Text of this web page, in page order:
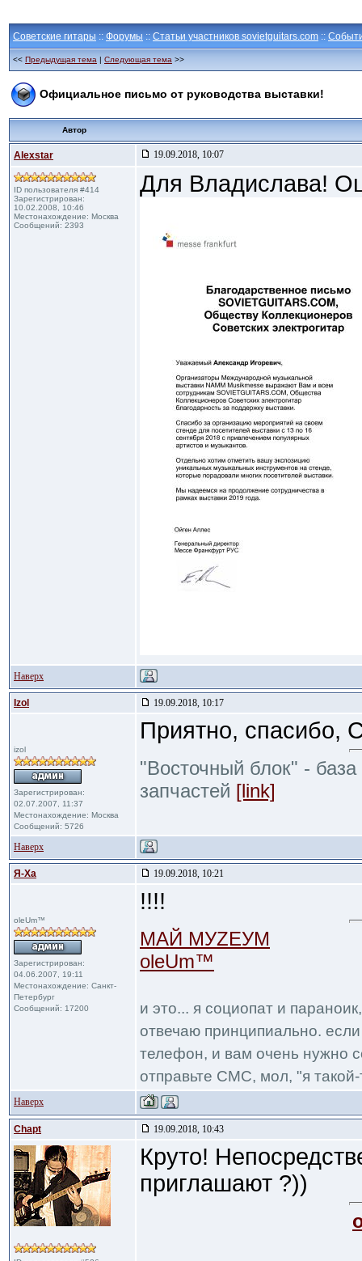
Советские гитары :: Форумы :: Статьи участников sovietguitars.com ::
<< Предыдущая тема | Следующая тема >>
Официальное письмо от руководства выставки!
Автор
Alexstar 19.09.2018, 10:07
ID пользователя #414
Зарегистрирован:
10.02.2008, 10:46
Местонахождение: Москва
Сообщений: 2393
Для Владислава!
Наверх
Izol 19.09.2018, 10:17
izol
Зарегистрирован:
02.07.2007, 11:37
Местонахождение: Москва
Сообщений: 5726
Приятно, спасибо,
"Восточный блок" -
запчастей [link]
Наверх
Я-Ха 19.09.2018, 10:21
oleUm™
Зарегистрирован:
04.06.2007, 19:11
Местонахождение: Санкт-
Петербург
Сообщений: 17200
!!!!
МАЙ МУZЕУМ
oleUm™
и это... я социопат и
отвечаю принципиально.
телефон, и вам очень нужно
отправьте СМС, мол, "я такой-
Наверх
Chapt 19.09.2018, 10:43
Круто!
приглашают ?))